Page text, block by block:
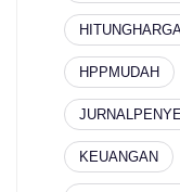
HPPMUDAH
KEUANGAN